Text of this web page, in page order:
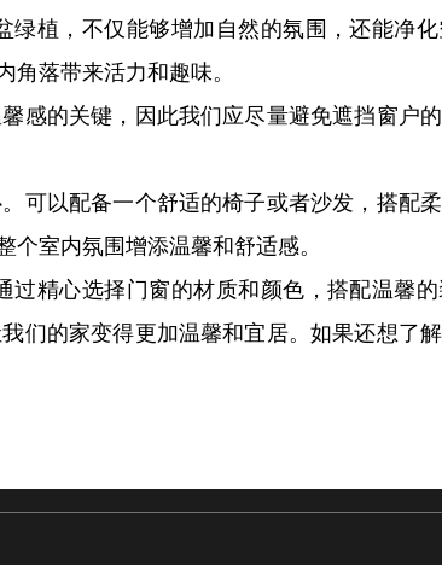
植，不仅能够增加自然的氛围，还能净
落带来活力和趣味。
感的关键，因此我们应尽量避免遮挡窗户
可以配备一个舒适的椅子或者沙发，搭配
室内氛围增添温馨和舒适感。
精心选择门窗的材质和颜色，搭配温馨
们的家变得更加温馨和宜居。如果还想了